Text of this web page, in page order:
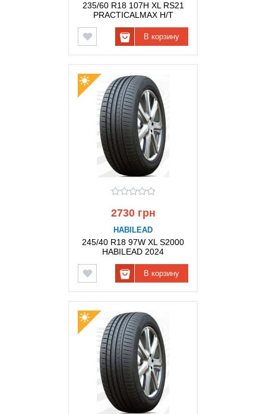
235/60 R18 107H XL RS21
PRACTICALMAX H/T
В корзину
2730 грн
HABILEAD
245/40 R18 97W XL S2000
HABILEAD 2024
В корзину